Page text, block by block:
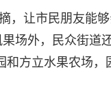
，让市民朋友能够
场外，民众街道
方立水果农场，